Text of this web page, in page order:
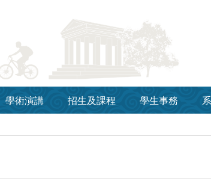
學術演講 招生及課程 學生事務